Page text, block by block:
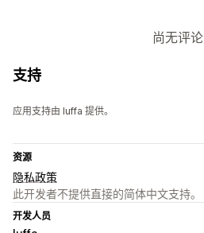
尚无评论
支持
应用支持由 luffa 提供。
资源
隐私政策
此开发者不提供直接的简体中文支持。
开发人员